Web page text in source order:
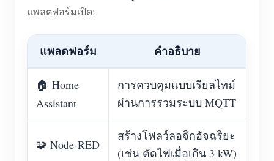
แพลตฟอร์มเปิด:
แพลตฟอร์ม คำอธิบาย
🏠 Home
Assistant
การควบคุมแบบเรียลไทม์
ผ่านการรวมระบบ MQTT
🧩 Node-RED
สร้างโฟลว์ลอจิกอัจฉริยะ
(เช่น ตัดไฟเมื่อเกิน 3 kW)